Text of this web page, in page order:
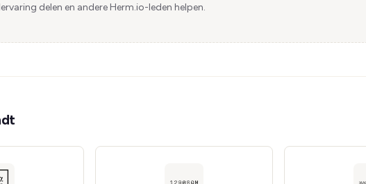
delen en andere Herm.io-leden helpen.